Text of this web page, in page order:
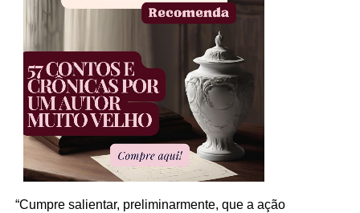
“Cumpre salientar, preliminarmente, que a ação